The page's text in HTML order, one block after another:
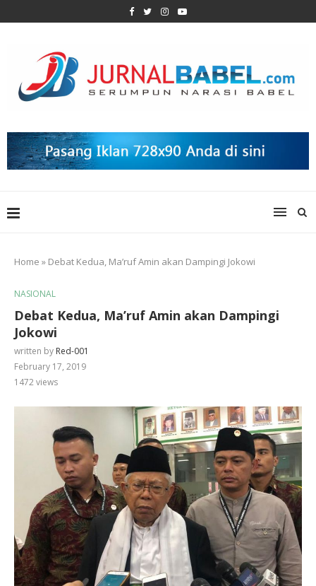
Home » Debat Kedua, Ma’ruf Amin akan Dampingi Jokowi
NASIONAL
Debat Kedua, Ma’ruf Amin akan Dampingi
Jokowi
written by Red-001
February 17, 2019
1472views